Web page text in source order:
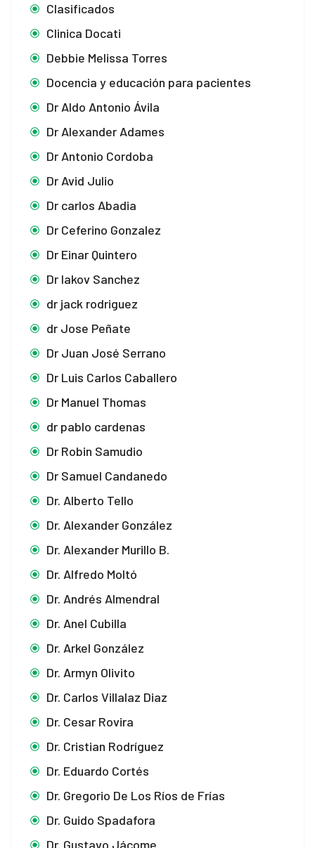
Clasificados
Clinica Docati
Debbie Melissa Torres
Docencia y educación para pacientes
Dr Aldo Antonio Ávila
Dr Alexander Adames
Dr Antonio Cordoba
Dr Avid Julio
Dr carlos Abadia
Dr Ceferino Gonzalez
Dr Einar Quintero
Dr Iakov Sanchez
dr jack rodriguez
dr Jose Peñate
Dr Juan José Serrano
Dr Luis Carlos Caballero
Dr Manuel Thomas
dr pablo cardenas
Dr Robin Samudio
Dr Samuel Candanedo
Dr. Alberto Tello
Dr. Alexander González
Dr. Alexander Murillo B.
Dr. Alfredo Moltó
Dr. Andrés Almendral
Dr. Anel Cubilla
Dr. Arkel González
Dr. Armyn Olivito
Dr. Carlos Villalaz Diaz
Dr. Cesar Rovira
Dr. Cristian Rodríguez
Dr. Eduardo Cortés
Dr. Gregorio De Los Ríos de Frías
Dr. Guido Spadafora
Dr. Gustavo Jácome